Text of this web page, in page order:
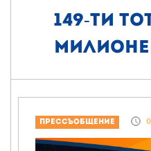
149-ти
Прессъобщение